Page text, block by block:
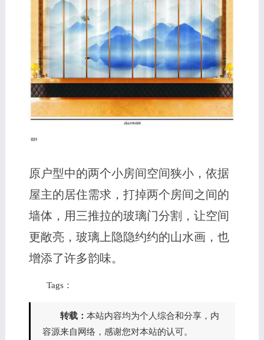
原户型中的两个小房间空间狭小，依据
屋主的居住需求，打掉两个房间之间的
墙体，用三推拉的玻璃门分割，让空间
更敞亮，玻璃上隐隐约约的山水画，也
增添了许多韵味。
Tags：
转载： 本站内容均为个人综合和分享，内
容源来自网络，感谢您对本站的认可。